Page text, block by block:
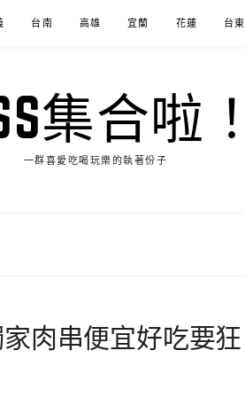
台南 高雄 宜蘭 花蓮 台東
集合啦！
一群喜愛吃喝玩樂的執著份子
肉串便宜好吃要狂